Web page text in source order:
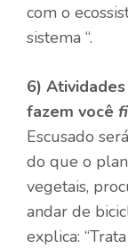
com o
sistema “.
6)
fazem você
Escusado
do que o
vegetais,
andar de
explica: